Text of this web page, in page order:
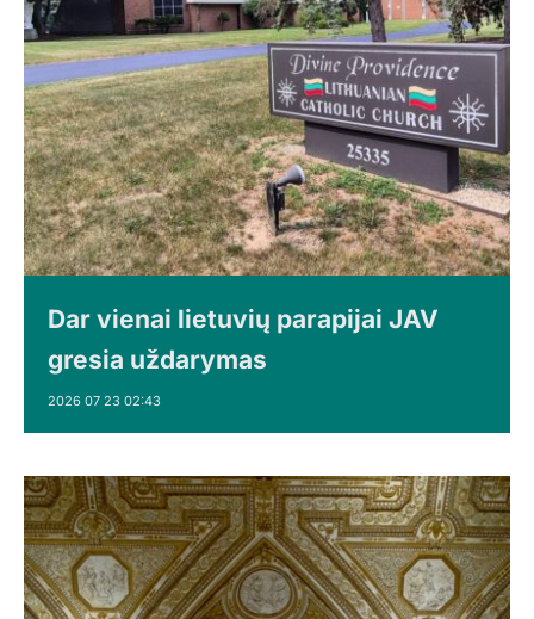
Dar vienai lietuvių parapijai JAV
gresia uždarymas
2026 07 23 02:43